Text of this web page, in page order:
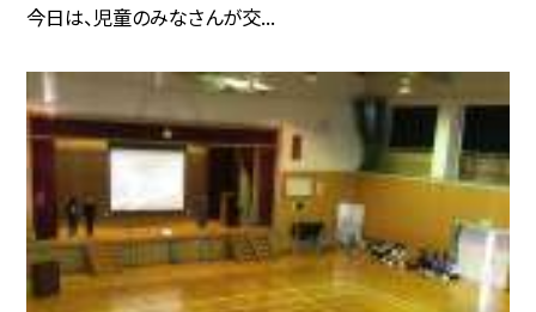
今日は、児童のみなさんが交...